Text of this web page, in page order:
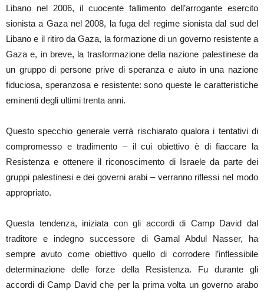
Libano nel 2006, il cuocente fallimento dell’arrogante esercito
sionista a Gaza nel 2008, la fuga del regime sionista dal sud del
Libano e il ritiro da Gaza, la formazione di un governo resistente a
Gaza e, in breve, la trasformazione della nazione palestinese da
un gruppo di persone prive di speranza e aiuto in una nazione
fiduciosa, speranzosa e resistente: sono queste le caratteristiche
eminenti degli ultimi trenta anni.
Questo specchio generale verrà rischiarato qualora i tentativi di
compromesso e tradimento – il cui obiettivo è di fiaccare la
Resistenza e ottenere il riconoscimento di Israele da parte dei
gruppi palestinesi e dei governi arabi – verranno riflessi nel modo
appropriato.
Questa tendenza, iniziata con gli accordi di Camp David dal
traditore e indegno successore di Gamal Abdul Nasser, ha
sempre avuto come obiettivo quello di corrodere l’inflessibile
determinazione delle forze della Resistenza. Fu durante gli
accordi di Camp David che per la prima volta un governo arabo